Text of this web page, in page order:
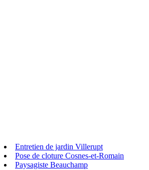
Entretien de jardin Villerupt
Pose de cloture Cosnes-et-Romain
Paysagiste Beauchamp